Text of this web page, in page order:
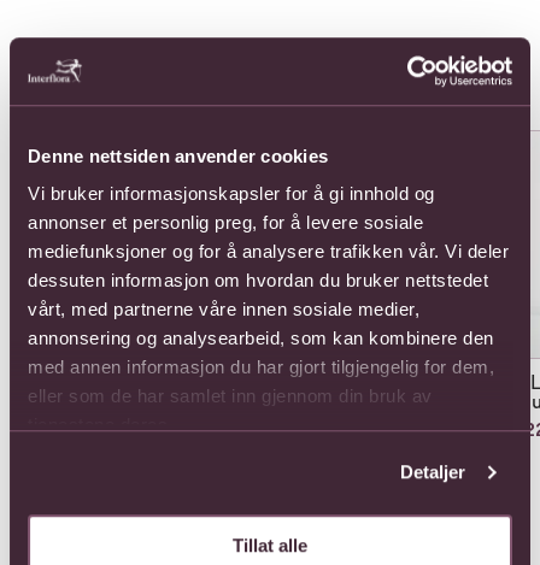
Denne nettsiden anvender cookies
Vi bruker informasjonskapsler for å gi innhold og
annonser et personlig preg, for å levere sosiale
mediefunksjoner og for å analysere trafikken vår. Vi deler
dessuten informasjon om hvordan du bruker nettstedet
vårt, med partnerne våre innen sosiale medier,
annonsering og analysearbeid, som kan kombinere den
med annen informasjon du har gjort tilgjengelig for dem,
eller som de har samlet inn gjennom din bruk av
Detaljer
Tillat alle
Populære buketter i USA Se alle
12 Long Stem Pink Rose
Bouquet
1122,-
Se mer om 12 Long Stem Red
12 Long Stem Red Rose
Bouquet
1122,-